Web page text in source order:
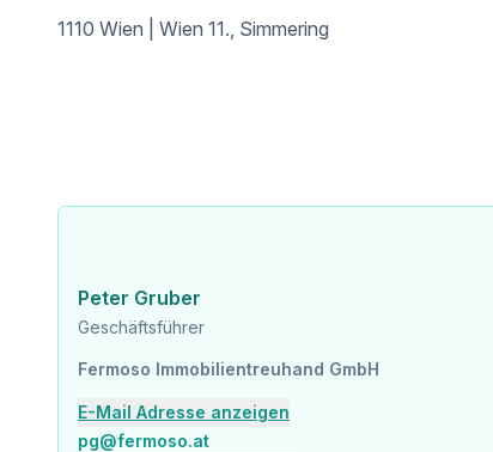
1110 Wien | Wien 11., Simmering
Peter Gruber
Geschäftsführer
Fermoso Immobilientreuhand GmbH
E-Mail Adresse anzeigen
pg@fermoso.at